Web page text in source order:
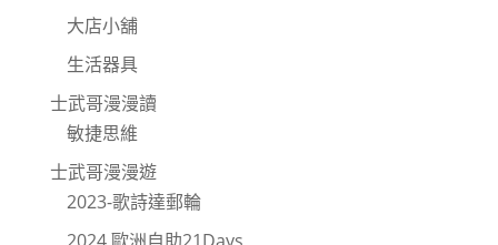
大店小舖
生活器具
士武哥漫漫讀
敏捷思維
士武哥漫漫遊
2023-歌詩達郵輪